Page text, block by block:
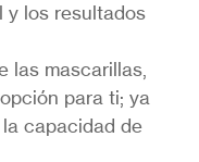
y los resultados
las mascarillas,
para ti; ya
capacidad de